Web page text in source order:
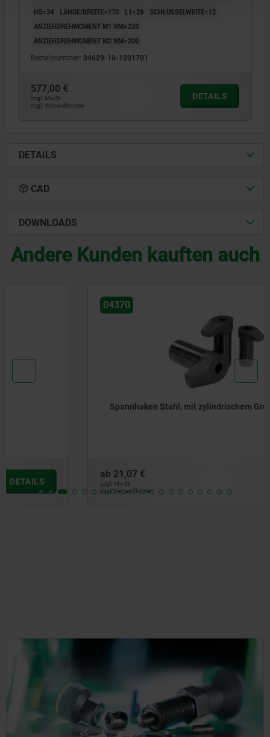
H5=34
LÄNGE/BREITE=170 L1=29
SCHLÜSSELWEITE=12
ANZIEHDREHMOMENT M1 NM=220
ANZIEHDREHMOMENT M2 NM=200
Bestellnummer: 04629-10-1201701
577,00 €
zzgl. MwSt.
zzgl. Versandkosten
DETAILS
DETAILS
CAD
DOWNLOADS
Andere Kunden kauften auch
Spannhaken Stahl, mit zylindrischem Grundkörper
21,07 €
zzgl. MwSt.
zzgl. Versandkosten